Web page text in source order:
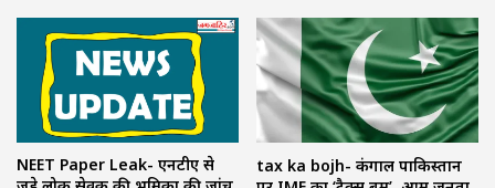
NEET Paper Leak- एनटीए से
tax ka bojh- कंगाल पाकिस्तान